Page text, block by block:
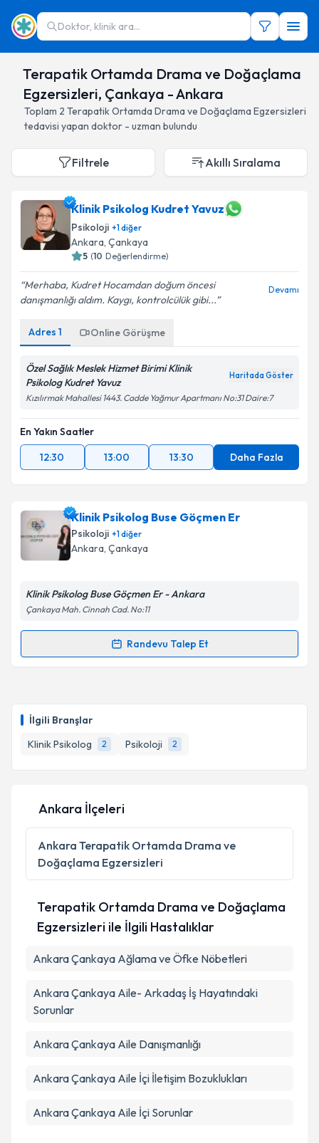
Doktor, klinik ara...
Terapatik Ortamda Drama ve Doğaçlama
Egzersizleri, Çankaya - Ankara
Toplam 2 Terapatik Ortamda Drama ve Doğaçlama Egzersizleri
tedavisi yapan doktor - uzman bulundu
İlgili Branşlar
Klinik Psikolog
2 Psikoloji 2
Filtrele Akıllı Sıralama
Klinik Psikolog Kudret Yavuz
Psikoloji +1diğer
Ankara, Çankaya
5 (10 Değerlendirme)
Merhaba, Kudret Hocamdan doğum öncesi
danışmanlığı aldım. Kaygı, kontrolcülük gibi...
Devamı
Adres 1 Online Görüşme
Özel Sağlık Meslek Hizmet Birimi Klinik
Psikolog Kudret Yavuz
Haritada Göster
Kızılırmak Mahallesi 1443. Cadde Yağmur Apartmanı No:31 Daire:7
En Yakın Saatler
12:30
13:00 13:30 Daha Fazla
Klinik Psikolog Buse Göçmen Er
Psikoloji +1diğer
Ankara, Çankaya
Klinik Psikolog Buse Göçmen Er - Ankara
Çankaya Mah. Cinnah Cad. No:11
Randevu Talep Et
Randevu Takvimi Talebi
almanız için bir takvim hazırlandığında e-posta ile
bilgilendireceğiz.
E-posta Adresiniz
Kişisel verilerimin işlenmesine ilişkin
Metni 'ni okudum ve kişisel verilerimin belirtilen
kapsamda işlenmesini kabul ediyorum.
Takvim Talebini Gönder
Ankara İlçeleri
Ankara Terapatik Ortamda Drama ve
Doğaçlama Egzersizleri
Terapatik Ortamda Drama ve Doğaçlama
Egzersizleri ile İlgili Hastalıklar
Ankara Çankaya Ağlama ve Öfke Nöbetleri
Ankara Çankaya Aile- Arkadaş İş Hayatındaki
Sorunlar
Ankara Çankaya Aile Danışmanlığı
Ankara Çankaya Aile İçi İletişim Bozuklukları
Ankara Çankaya Aile İçi Sorunlar